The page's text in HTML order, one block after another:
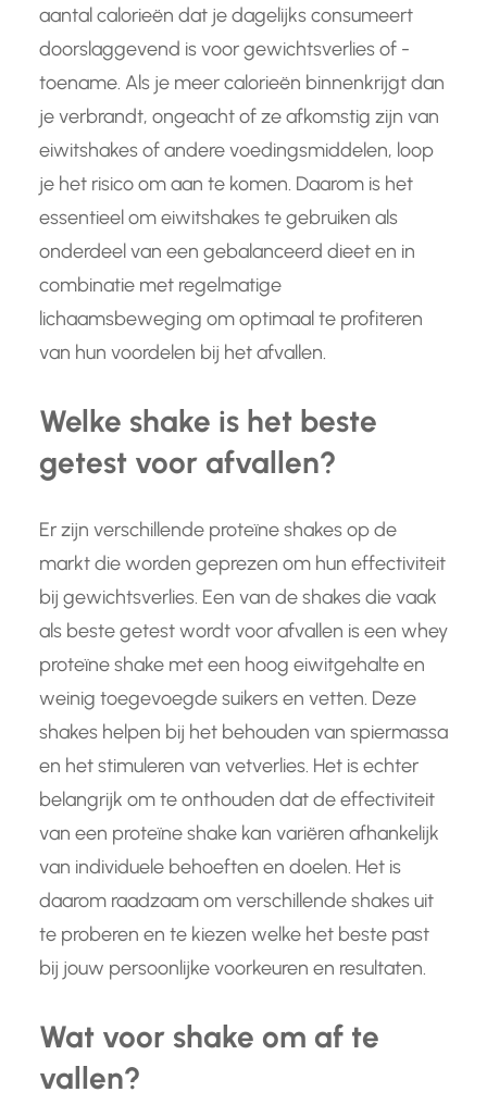
aantal calorieën dat je dagelijks consumeert
doorslaggevend is voor gewichtsverlies of -
toename. Als je meer calorieën binnenkrijgt dan
je verbrandt, ongeacht of ze afkomstig zijn van
eiwitshakes of andere voedingsmiddelen, loop
je het risico om aan te komen. Daarom is het
essentieel om eiwitshakes te gebruiken als
onderdeel van een gebalanceerd dieet en in
combinatie met regelmatige
lichaamsbeweging om optimaal te profiteren
van hun voordelen bij het afvallen.
Welke shake is het beste
getest voor afvallen?
Er zijn verschillende proteïne shakes op de
markt die worden geprezen om hun effectiviteit
bij gewichtsverlies. Een van de shakes die vaak
als beste getest wordt voor afvallen is een whey
proteïne shake met een hoog eiwitgehalte en
weinig toegevoegde suikers en vetten. Deze
shakes helpen bij het behouden van spiermassa
en het stimuleren van vetverlies. Het is echter
belangrijk om te onthouden dat de effectiviteit
van een proteïne shake kan variëren afhankelijk
van individuele behoeften en doelen. Het is
daarom raadzaam om verschillende shakes uit
te proberen en te kiezen welke het beste past
bij jouw persoonlijke voorkeuren en resultaten.
Wat voor shake om af te
vallen?